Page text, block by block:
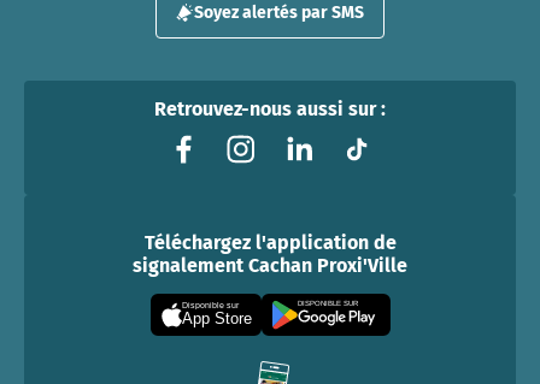
Soyez alertés par SMS
Retrouvez-nous aussi sur :
Téléchargez l'application de
signalement Cachan Proxi'Ville
Disponible sur
App Store
DISPONIBLE SUR